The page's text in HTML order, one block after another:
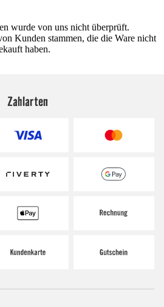
wurde von uns nicht überprüft.
Kunden stammen, die die Ware nicht
haben.
Zahlarten